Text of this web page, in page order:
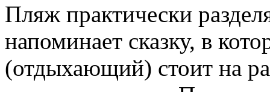
Пляж практически
напоминает сказку, в
(отдыхающий) стоит на